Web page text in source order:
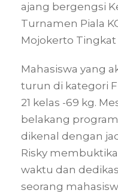
ajang bergengsi
Turnamen Piala
Mojokerto Tingkat
Mahasiswa yang
turun di kategori
21 kelas -69 kg.
belakang
dikenal dengan
Risky
waktu dan
seorang